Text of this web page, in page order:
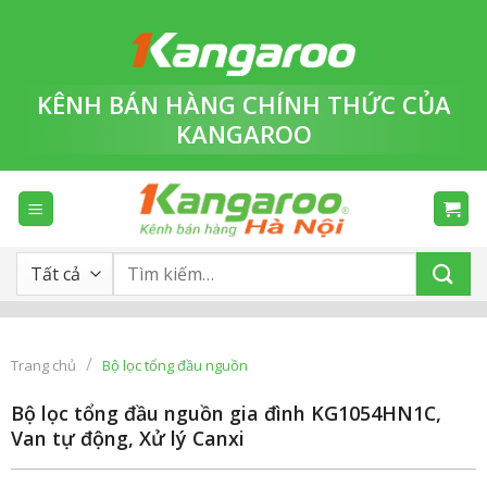
dungKÊNH BÁN HÀNG CHÍNH THỨC CỦA
KANGAROO
Tìm
Trang chủ / Bộ lọc tổng đầu nguồn
Bộ lọc tổng đầu nguồn gia đình KG1054HN1C,
Van tự động, Xử lý Canxi